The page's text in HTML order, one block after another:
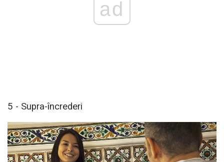
ad
5 - Supra-încrederi